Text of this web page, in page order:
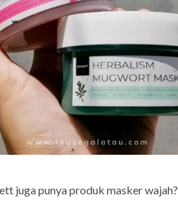
juga punya produk masker wajah?